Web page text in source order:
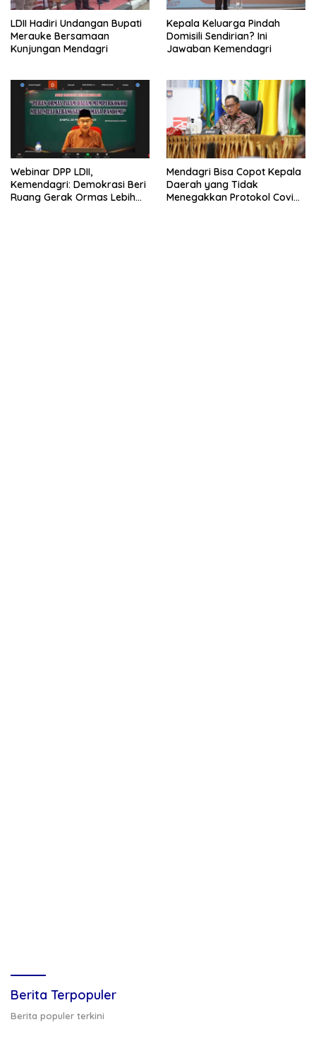
LDII Hadiri Undangan Bupati
Merauke Bersamaan
Kunjungan Mendagri
Kepala Keluarga Pindah
Domisili Sendirian? Ini
Jawaban Kemendagri
Webinar DPP LDII,
Kemendagri: Demokrasi Beri
Ruang Gerak Ormas Lebih
Mendagri Bisa Copot Kepala
Daerah yang Tidak
Menegakkan Protokol Covid-
Berita Terpopuler
Berita populer terkini